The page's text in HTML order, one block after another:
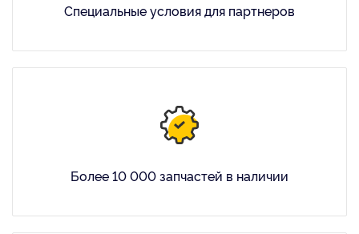
Специальные условия для партнеров
Более 10 000 запчастей в наличии